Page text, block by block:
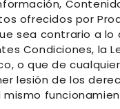
ofrecidos por
sea contrario a lo
Condiciones, la
o que de
lesión de los